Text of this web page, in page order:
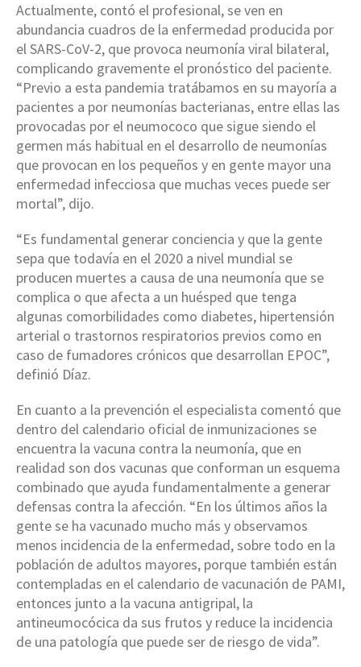
Actualmente, contó el profesional, se ven en
abundancia cuadros de la enfermedad producida por
el SARS-CoV-2, que provoca neumonía viral bilateral,
complicando gravemente el pronóstico del paciente.
“Previo a esta pandemia tratábamos en su mayoría a
pacientes a por neumonías bacterianas, entre ellas las
provocadas por el neumococo que sigue siendo el
germen más habitual en el desarrollo de neumonías
que provocan en los pequeños y en gente mayor una
enfermedad infecciosa que muchas veces puede ser
mortal”, dijo.
“Es fundamental generar conciencia y que la gente
sepa que todavía en el 2020 a nivel mundial se
producen muertes a causa de una neumonía que se
complica o que afecta a un huésped que tenga
algunas comorbilidades como diabetes, hipertensión
arterial o trastornos respiratorios previos como en
caso de fumadores crónicos que desarrollan EPOC”,
definió Díaz.
En cuanto a la prevención el especialista comentó que
dentro del calendario oficial de inmunizaciones se
encuentra la vacuna contra la neumonía, que en
realidad son dos vacunas que conforman un esquema
combinado que ayuda fundamentalmente a generar
defensas contra la afección. “En los últimos años la
gente se ha vacunado mucho más y observamos
menos incidencia de la enfermedad, sobre todo en la
población de adultos mayores, porque también están
contempladas en el calendario de vacunación de PAMI,
entonces junto a la vacuna antigripal, la
antineumocócica da sus frutos y reduce la incidencia
de una patología que puede ser de riesgo de vida”.